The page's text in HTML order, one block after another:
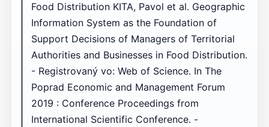
Food Distribution KITA, Pavol et al. Geographic
Information System as the Foundation of
Support Decisions of Managers of Territorial
Authorities and Businesses in Food Distribution.
- Registrovaný vo: Web of Science. In The
Poprad Economic and Management Forum
2019 : Conference Proceedings from
International Scientific Conference. -